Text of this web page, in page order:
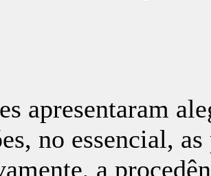
apresentaram
no essencial,
a